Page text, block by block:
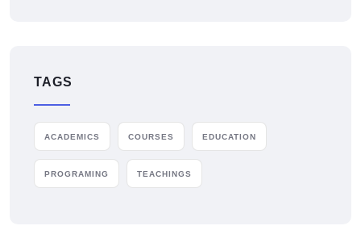
TAGS
ACADEMICS COURSES EDUCATION
PROGRAMING TEACHINGS